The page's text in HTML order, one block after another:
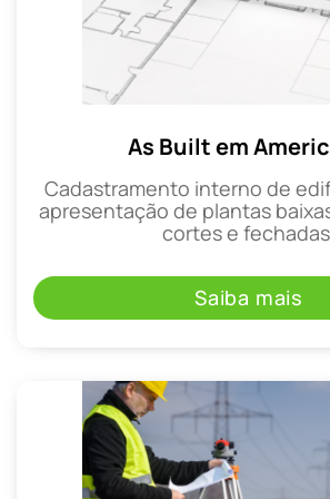
As Built em
Cadastramento interno de
apresentação de plantas
cortes e
Saiba mais